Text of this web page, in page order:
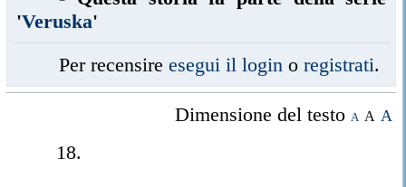
'Veruska'
Per recensireesegui il login oregistrati.
Dimensione del testoA A A
18.